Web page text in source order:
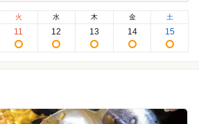
火
11
水
12
木
13
金
14
土
15